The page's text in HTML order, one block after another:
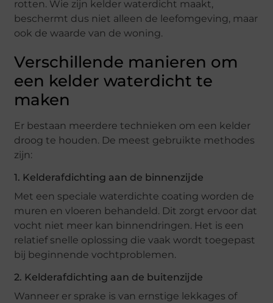
rotten. Wie zijn kelder waterdicht maakt,
beschermt dus niet alleen de leefomgeving, maar
ook de waarde van de woning.
Verschillende manieren om
een kelder waterdicht te
maken
Er bestaan meerdere technieken om een kelder
droog te houden. De meest gebruikte methodes
zijn:
1. Kelderafdichting aan de binnenzijde
Met een speciale waterdichte coating worden de
muren en vloeren behandeld. Dit zorgt ervoor dat
vocht niet meer kan binnendringen. Het is een
relatief snelle oplossing die vaak wordt toegepast
bij beginnende vochtproblemen.
2. Kelderafdichting aan de buitenzijde
Wanneer er sprake is van ernstige lekkages of